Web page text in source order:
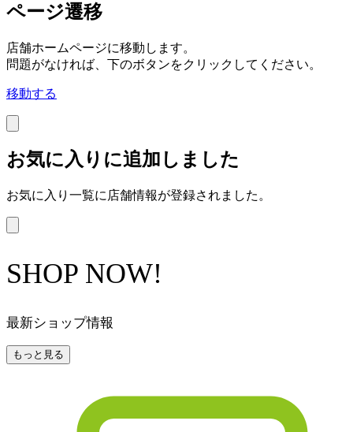
ページ遷移
店舗ホームページに移動します。
問題がなければ、下のボタンをクリックしてください。
移動する
お気に入りに追加しました
お気に入り一覧に店舗情報が登録されました。
SHOP NOW!
最新ショップ情報
もっと見る